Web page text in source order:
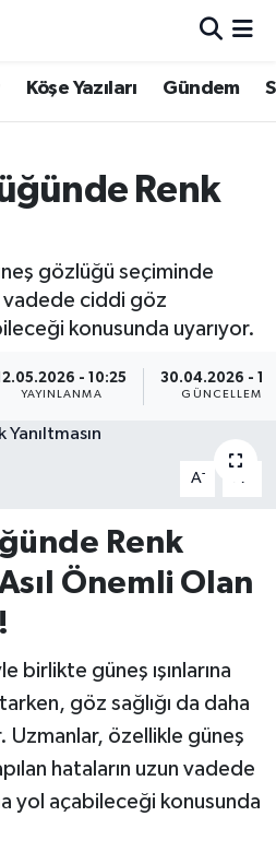
Köşe Yazıları Gündem
Renk
gözlüğü seçiminde
vadede ciddi göz
konusunda uyarıyor.
12.05.2026 - 10:25
YAYINLANMA
30.04.2026 -
GÜNCELLEME
A- A
Renk
Önemli Olan
birlikte güneş ışınlarına
göz sağlığı da daha
Uzmanlar, özellikle güneş
hataların uzun vadede
yol açabileceği konusunda
ve Fikstür